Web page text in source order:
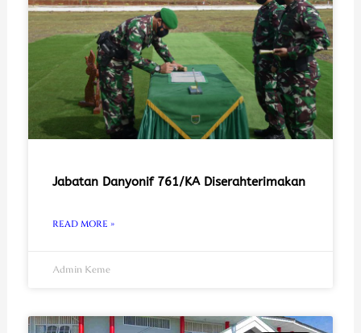
Jabatan Danyonif 761/KA Diserahterimakan
READ MORE »
Admin Keme